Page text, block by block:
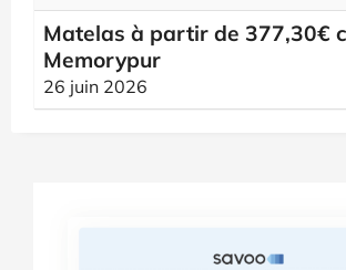
Matelas à partir de 377,30€
Memorypur
26 juin 2026